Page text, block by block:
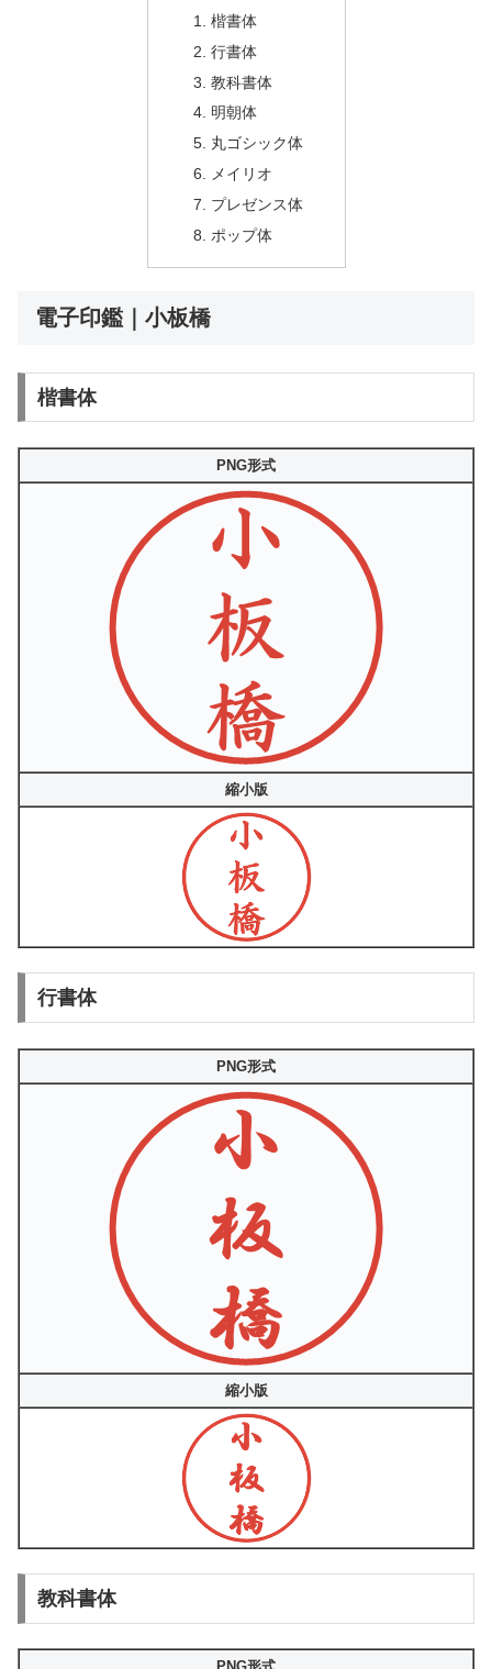
楷書体
行書体
教科書体
明朝体
丸ゴシック体
メイリオ
プレゼンス体
ポップ体
電子印鑑｜小板橋
楷書体
PNG形式
縮小版
行書体
PNG形式
縮小版
教科書体